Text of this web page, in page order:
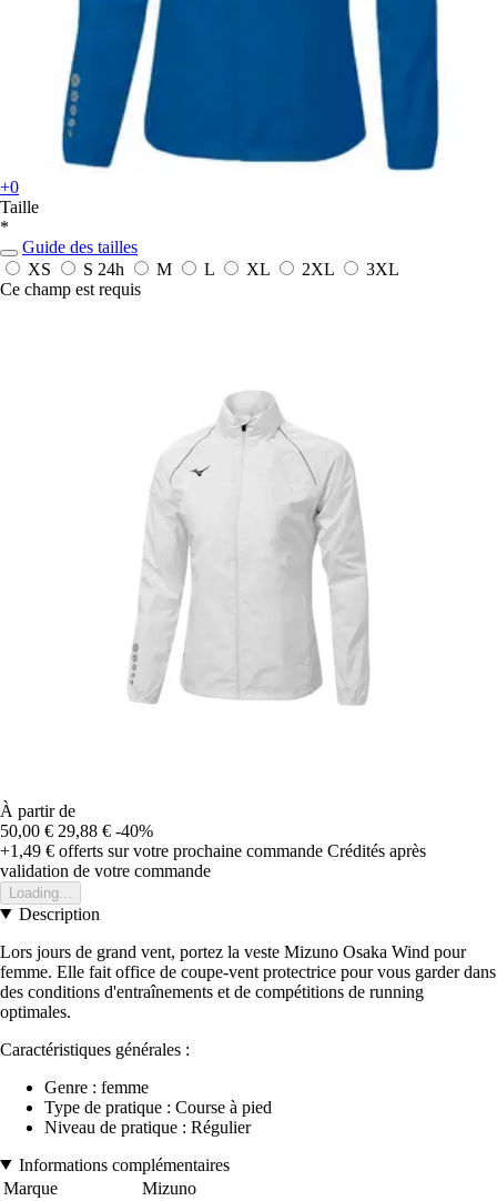
+0
Taille
*
Guide des tailles
XS
S 24h M L XL 2XL
3XL
Ce champ est requis
À partir de
50,00 € 29,88 € -40%
+1,49 € offerts sur votre prochaine commande Crédités après
validation de votre commande
Loading...
Description
Lors jours de grand vent, portez la veste Mizuno Osaka Wind pour
femme. Elle fait office de coupe-vent protectrice pour vous garder dans
des conditions d'entraînements et de compétitions de running
optimales.
Caractéristiques générales :
Genre : femme
Type de pratique : Course à pied
Niveau de pratique : Régulier
Informations complémentaires
Marque
Mizuno